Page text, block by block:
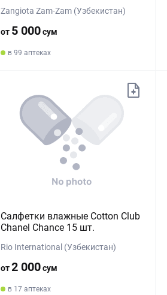
Zangiota Zam-Zam (Узбекистан)
от 5 000сум
в 99 аптеках
Салфетки влажные Cotton Club
Chanel Chance 15 шт.
Rio International (Узбекистан)
от2 000сум
в 17 аптеках